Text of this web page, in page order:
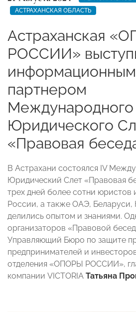
АСТРАХАНСКАЯ ОБЛАСТЬ
Астраханская
РОССИИ»
информационным
партнером
Международного
Юридического
«Правовая
В Астрахани состоялся IV
Юридический Слет «Правовая
трех дней более сотни юристов
России, а также ОАЭ, Беларуси,
делились опытом и знаниями.
организаторов «Правовой
Управляющий Бюро по защите
предпринимателей и
отделения «ОПОРЫ РОССИИ»,
компании VICTORIA Татьяна